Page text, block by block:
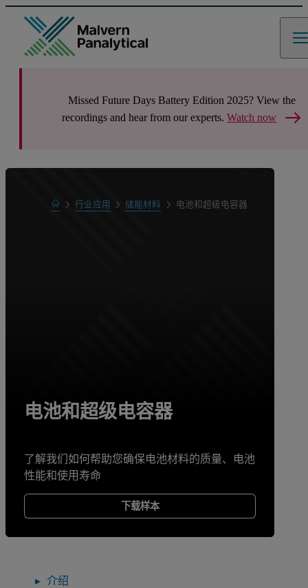
Missed Future Days Battery Edition 2025? View the
recordings and hear from our experts.Watch now
Home行业应用 储能材料 电池和超级电容器
电池和超级电容器
了解我们如何帮助您确保电池材料的质量、电池
性能和使用寿命
下载样本
介绍